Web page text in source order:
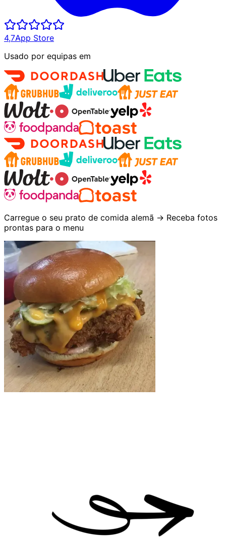
4,7App Store
Usado por equipas em
Carregue o seu prato de comida alemã → Receba fotos
prontas para o menu